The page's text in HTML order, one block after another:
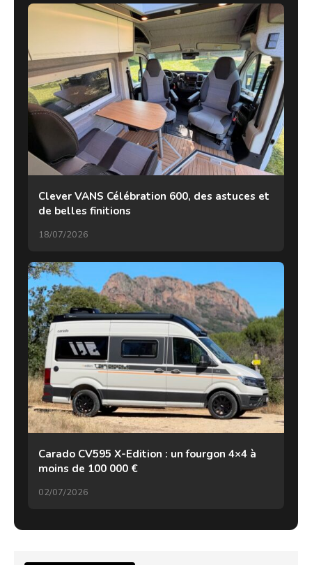
Clever VANS Célébration 600, des astuces et
de belles finitions
18/07/2026
Carado CV595 X-Edition : un fourgon 4×4 à
moins de 100 000 €
02/07/2026